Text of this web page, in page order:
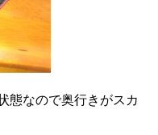
態なので奥行きがスカ